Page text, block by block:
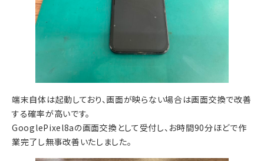
端末自体は起動しており、画面が映らない場合は画面交換で改善
する確率が高いです。
GooglePixel8aの画面交換として受付し、お時間90分ほどで作
業完了し無事改善いたしました。